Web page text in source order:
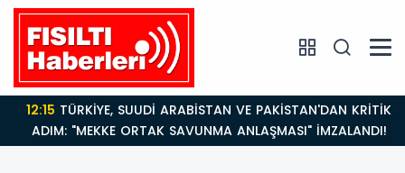
12:15TÜRKİYE, SUUDİ ARABİSTAN VE PAKİSTAN'DAN KRİTİK
ADIM: "MEKKE ORTAK SAVUNMA ANLAŞMASI" İMZALANDI!